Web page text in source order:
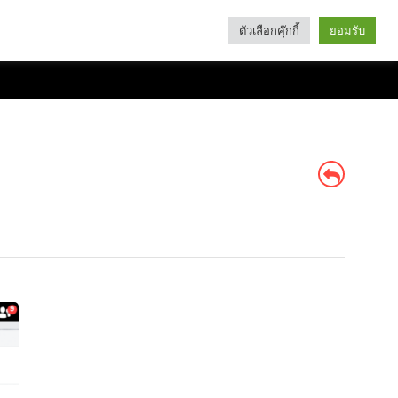
Categories
ตัวเลือกคุ๊กกี้ ยอมรับ